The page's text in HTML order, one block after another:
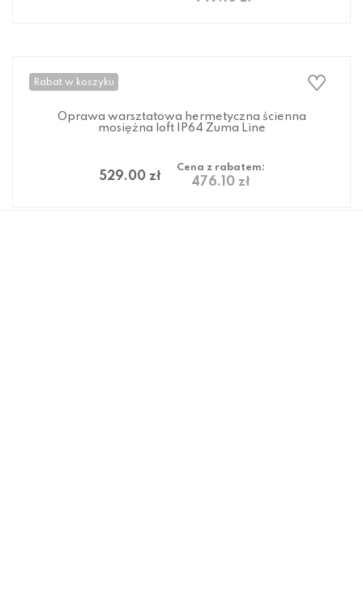
Oprawa warsztatowa hermetyczna okrągła
mosiężna IP64 A14SZ Zuma Line
499.00 zł
Cena z rabatem:
449.10 zł